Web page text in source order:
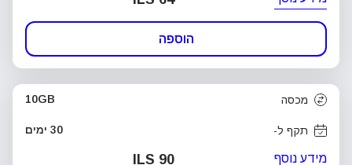
הוספה
מכסה 10GB
תקף ל- 30 ימים
מידע נוסף ILS 90